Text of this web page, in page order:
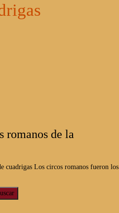
romanos de la
cuadrigas Los circos romanos fueron los